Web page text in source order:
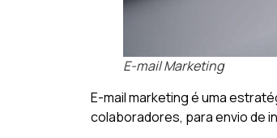
E-mail Marketing
E-mail marketing é uma
colaboradores, para envio de